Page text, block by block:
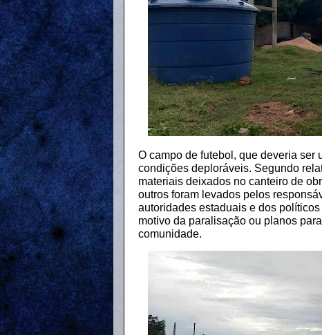
O campo de futebol, que deveria ser
condições deploráveis. Segundo
materiais deixados no canteiro de
outros foram levados pelos
autoridades estaduais e dos
motivo da paralisação ou planos
comunidade.